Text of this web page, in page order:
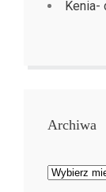
Archiwa
Archiwa